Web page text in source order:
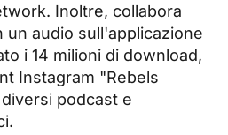
Inoltre, collabora
un audio sull'applicazione
i 14 milioni di download,
Instagram "Rebels
podcast e